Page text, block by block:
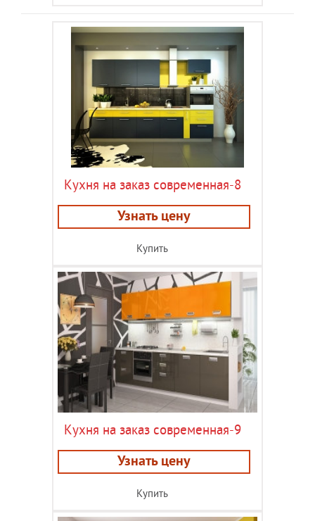
Кухня на заказ современная-8
Узнать цену
Купить
Кухня на заказ современная-9
Узнать цену
Купить